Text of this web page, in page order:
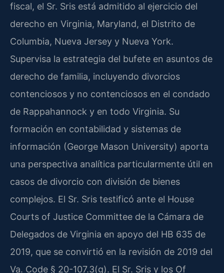
fiscal, el Sr. Sris está admitido al ejercicio del
derecho en Virginia, Maryland, el Distrito de
Columbia, Nueva Jersey y Nueva York.
Supervisa la estrategia del bufete en asuntos de
derecho de familia, incluyendo divorcios
contenciosos y no contenciosos en el condado
de Rappahannock y en todo Virginia. Su
formación en contabilidad y sistemas de
información (George Mason University) aporta
una perspectiva analítica particularmente útil en
casos de divorcio con división de bienes
complejos. El Sr. Sris testificó ante el House
Courts of Justice Committee de la Cámara de
Delegados de Virginia en apoyo del HB 635 de
2019, que se convirtió en la revisión de 2019 del
Va. Code § 20-107.3(g). El Sr. Sris y los Of